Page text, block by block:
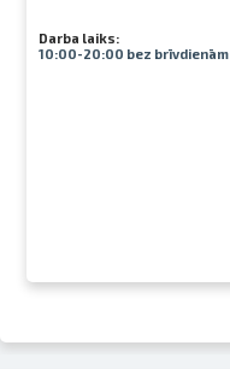
Darba laiks:
10:00-20:00 bez brīvdienām